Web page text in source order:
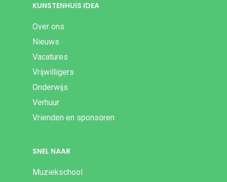
KUNSTENHUIS IDEA
Over ons
Nieuws
Vacatures
Vrijwilligers
Onderwijs
Verhuur
Vrienden en sponsoren
SNEL NAAR
Muziekschool